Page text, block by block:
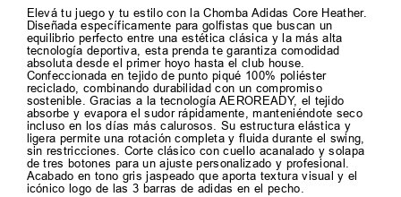
Elevá tu juego y tu estilo con la Chomba Adidas Core Heather.
Diseñada específicamente para golfistas que buscan un
equilibrio perfecto entre una estética clásica y la más alta
tecnología deportiva, esta prenda te garantiza comodidad
absoluta desde el primer hoyo hasta el club house.
Confeccionada en tejido de punto piqué 100% poliéster
reciclado, combinando durabilidad con un compromiso
sostenible. Gracias a la tecnología AEROREADY, el tejido
absorbe y evapora el sudor rápidamente, manteniéndote seco
incluso en los días más calurosos. Su estructura elástica y
ligera permite una rotación completa y fluida durante el swing,
sin restricciones. Corte clásico con cuello acanalado y solapa
de tres botones para un ajuste personalizado y profesional.
Acabado en tono gris jaspeado que aporta textura visual y el
icónico logo de las 3 barras de adidas en el pecho.